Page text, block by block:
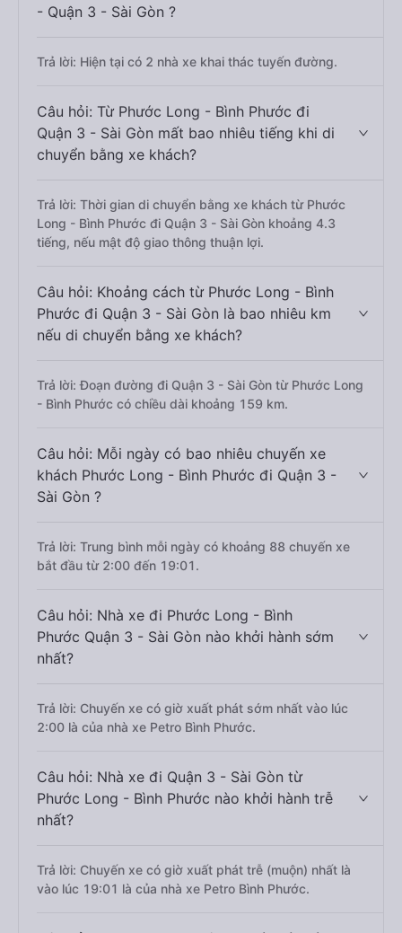
- Quận 3 - Sài Gòn ?
Trả lời: Hiện tại có 2 nhà xe khai thác tuyến đường.
Câu hỏi: Từ Phước Long - Bình Phước đi
Quận 3 - Sài Gòn mất bao nhiêu tiếng khi di
chuyển bằng xe khách?
Trả lời: Thời gian di chuyển bằng xe khách từ Phước
Long - Bình Phước đi Quận 3 - Sài Gòn khoảng 4.3
tiếng, nếu mật độ giao thông thuận lợi.
Câu hỏi: Khoảng cách từ Phước Long - Bình
Phước đi Quận 3 - Sài Gòn là bao nhiêu km
nếu di chuyển bằng xe khách?
Trả lời: Đoạn đường đi Quận 3 - Sài Gòn từ Phước Long
- Bình Phước có chiều dài khoảng 159 km.
Câu hỏi: Mỗi ngày có bao nhiêu chuyến xe
khách Phước Long - Bình Phước đi Quận 3 -
Sài Gòn ?
Trả lời: Trung bình mỗi ngày có khoảng 88 chuyến xe
bắt đầu từ 2:00 đến 19:01.
Câu hỏi: Nhà xe đi Phước Long - Bình
Phước Quận 3 - Sài Gòn nào khởi hành sớm
nhất?
Trả lời: Chuyến xe có giờ xuất phát sớm nhất vào lúc
2:00 là của nhà xe Petro Bình Phước.
Câu hỏi: Nhà xe đi Quận 3 - Sài Gòn từ
Phước Long - Bình Phước nào khởi hành trễ
nhất?
Trả lời: Chuyến xe có giờ xuất phát trễ (muộn) nhất là
vào lúc 19:01 là của nhà xe Petro Bình Phước.